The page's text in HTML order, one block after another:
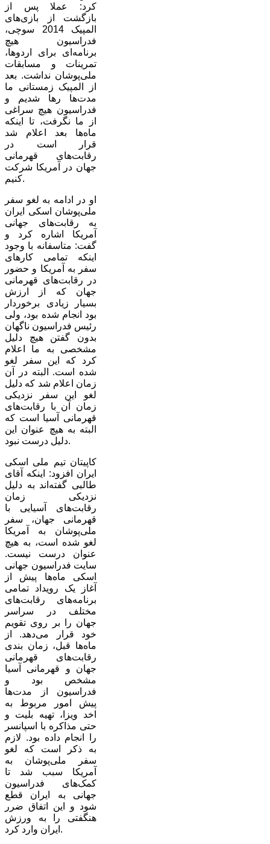
کرد: عملا پس از
بازگشت از بازی‌های
المپیک 2014 سوچی،
فدراسیون هیچ‌
برنامه‌ای برای اردوها،
تمرینات و مسابقات
ملی‌پوشان نداشت. بعد
از المپیک زمستانی ما
مدت‌ها رها شدیم و
فدراسیون هیچ سراغی
از ما نگرفت، تا اینکه
ماه‌ها بعد اعلام شد
قرار است در
رقابت‌های قهرمانی
جهان در آمریکا شرکت
کنیم.
او در ادامه به لغو سفر
ملی‌پوشان اسکی ایران
به رقابت‌های جهانی
آمریکا اشاره کرد و
گفت: متاسفانه با وجود
اینکه تمامی کارهای
سفر به آمریکا و حضور
در رقابت‌های قهرمانی
جهان که از ارزش
بسیار زیادی برخوردار
بود انجام شده بود، ولی
رئیس فدراسیون ناگهان
بدون گفتن هیچ دلیل
مشخصی به ما اعلام
کرد که این سفر لغو
شده است. البته در آن
زمان اعلام شد که دلیل
لغو این سفر نزدیکی
زمان آن با رقابت‌های
قهرمانی آسیا است که
البته به هیچ عنوان این
دلیل درست نبود.
کاپیتان تیم ملی اسکی
ایران افزود: اینکه آقای
طالبی گفته‌اند به دلیل
نزدیکی زمان
رقابت‌های آسیایی با
قهرمانی جهان، سفر
ملی‌پوشان به آمریکا
لغو شده است، به هیچ
عنوان درست نیست.
سایت فدراسیون جهانی
اسکی ماه‌ها پیش از
آغاز یک رویداد تمامی
برنامه‌های رقابت‌های
مختلف در سراسر
جهان را بر روی تقویم
خود قرار می‌دهد. از
ماه‌ها قبل، زمان بندی
رقابت‌های قهرمانی
جهان و قهرمانی آسیا
مشخص بود و
فدراسیون از مدت‌ها
پیش امور مربوط به
اخد ویزا، تهیه بلیت و
حتی مذاکره با اسپانسر
را انجام داده بود. لازم
به ذکر است که لغو
سفر ملی‌پوشان به
آمریکا سبب شد تا
کمک‌های فدراسیون
جهانی به ایران قطع
شود و این اتفاق ضرر
هنگفتی را به ورزش
ایران وارد کرد.